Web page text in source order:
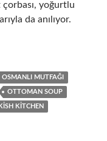
çorbası, yoğurtlu
da anılıyor.
OSMANLI MUTFAĞI
OTTOMAN SOUP
KITCHEN